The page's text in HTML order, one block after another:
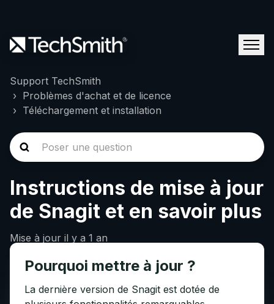
Support TechSmith
Problèmes d'achat et de licence
Téléchargement et installation
Instructions de mise à jour
de Snagit et en savoir plus
Mise à jour il y a 1 an
Pourquoi mettre à jour ?
La dernière version de Snagit est dotée de